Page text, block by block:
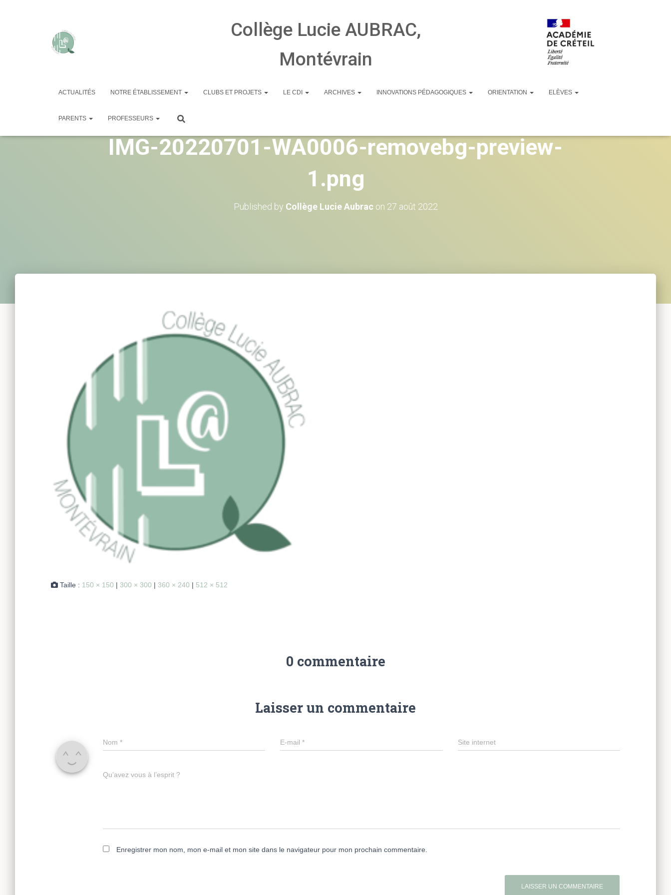
Collège Lucie AUBRAC,
Montévrain
ACTUALITÉS NOTRE ÉTABLISSEMENT CLUBS ET PROJETS LE CDI ARCHIVES INNOVATIONS PÉDAGOGIQUES ORIENTATION ELÈVES
PARENTS PROFESSEURS
cropped-cropped-cropped-cropped-cropped-
IMG-20220701-WA0006-removebg-preview-
1.png
Published by Collège Lucie Aubracon 27 août 2022
Taille : 150 × 150 | 300 × 300 | 360 × 240 | 512 × 512
0 commentaire
Laisser un commentaire
Nom * E-mail* Site internet
Qu’avez vous à l’esprit ?
Enregistrer mon nom, mon e-mail et mon site dans le navigateur pour mon prochain commentaire.